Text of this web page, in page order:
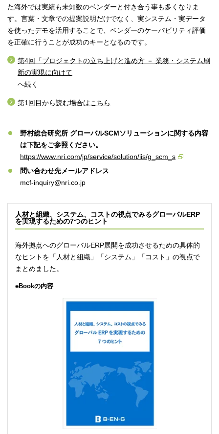
た海外では実績も未知数のベンダーと付き合う事も多くなりま
す。言葉・文章での提案説明だけでなく、実システム・実データ
を使ったデモを活用することで、ベンダーのケーパビリティ評価
を正確に行うことが成功のキーとなるのです。
第4回「プロジェクトの立ち上げと進め方 － 業務・システム刷
新の実現に向けて
へ続く
第1回目から読む場合はこちら
野村総合研究所 グローバルSCMソリューションに関する内容
は下記をご参照ください。
https://www.nri.com/jp/service/solution/iis/g_scm_s
問い合わせ先メールアドレス
mcf-inquiry@nri.co.jp
人材と組織、システム、コストの視点でみるグローバルERP
を実現するための7つのヒント
海外拠点へのグローバルERP展開を成功させるための具体的
なヒントを「人材と組織」「システム」「コスト」の視点で
まとめました。
eBookの内容